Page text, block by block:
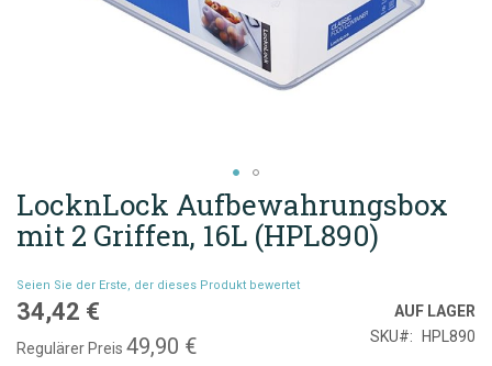
Zum
Anfang
der
springen
LocknLock Aufbewahrungsbox
mit 2 Griffen, 16L (HPL890)
Seien Sie der Erste, der dieses Produkt bewertet
Sonderpreis
34,42 €
Regulärer Preis 49,90 €
AUF LAGER
SKU
HPL890